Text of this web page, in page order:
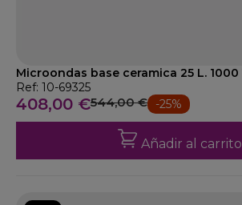
Ref: 10-69325
408,00 €544,00 € -25%
Añadir al carrito